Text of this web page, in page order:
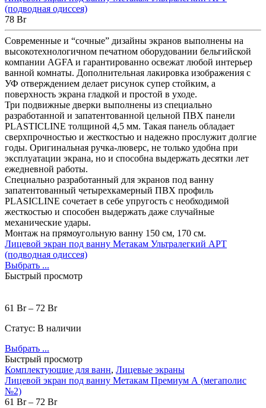
(подводная одиссея)
78 Br
Современные и “сочные” дизайны экранов выполнены на
высокотехнологичном печатном оборудовании бельгийской
компании AGFA и гарантированно освежат любой интерьер
ванной комнаты. Дополнительная лакировка изображения с
УФ отверждением делает рисунок супер стойким, а
поверхность экрана гладкой и простой в уходе.
Три подвижные дверки выполнены из специально
разработанной и запатентованной цельной ПВХ панели
PLASTICLINE толщиной 4,5 мм. Такая панель обладает
сверхпрочностью и жесткостью и надежно прослужит долгие
годы. Оригинальная ручка-люверс, не только удобна при
эксплуатации экрана, но и способна выдержать десятки лет
ежедневной работы.
Специально разработанный для экранов под ванну
запатентованный четырехкамерный ПВХ профиль
PLASICLINE сочетает в себе упругость с необходимой
жесткостью и способен выдержать даже случайные
механические удары.
Монтаж на прямоугольную ванну 150 см, 170 см.
Лицевой экран под ванну Метакам Ультралегкий АРТ
(подводная одиссея)
Выбрать ...
Быстрый просмотр
61 Br– 72 Br
Статус: В наличии
Выбрать ...
Быстрый просмотр
Комплектующие для ванн, Лицевые экраны
Лицевой экран под ванну Метакам Премиум А (мегаполис
№2)
61 Br– 72 Br